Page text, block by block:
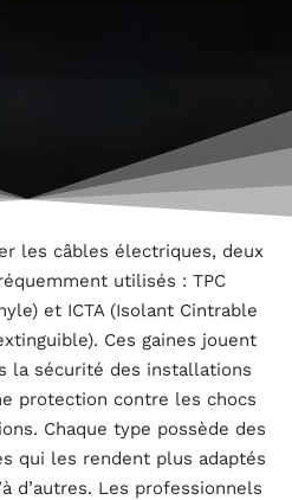
les câbles électriques, deux
utilisés : TPC
et ICTA (Isolant Cintrable
Ces gaines jouent
la sécurité des installations
protection contre les chocs
Chaque type possède des
qui les rendent plus adaptés
d’autres. Les professionnels